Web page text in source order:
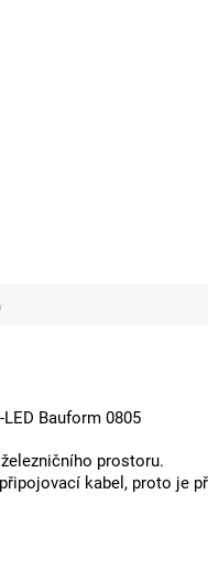
Bauform 0805
prostoru.
kabel, proto je